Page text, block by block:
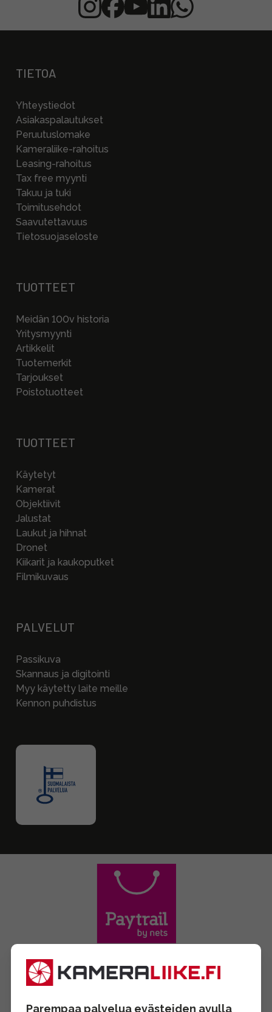
TIETOA
Yhteystiedot
Asiakaspalautukset
Peruutuslomake
Kameraliike-rahoitus
Leasing-rahoitus
Tax free myynti
Takuu ja tuki
Toimitusehdot
Saavutettavuus
Tietosuojaseloste
TUOTTEET
Meidän 100v historia
Yritysmyynti
Artikkelit
Tuotemerkit
Tarjoukset
Poistotuotteet
TUOTTEET
Käytetyt
Kamerat
Objektiivit
Jalustat
Laukut ja hihnat
Dronet
Kiikarit ja kaukoputket
Filmikuvaus
PALVELUT
Passikuva
Skannaus ja digitointi
Myy käytetty laite meille
Kennon puhdistus
Parempaa palvelua evästeiden avulla